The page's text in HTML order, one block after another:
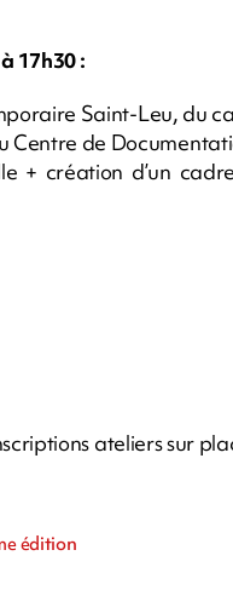
17h30 :
Saint-Leu, du
Centre de
+ création d’un
ateliers sur
édition